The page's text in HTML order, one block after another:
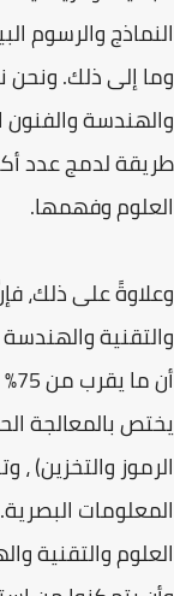
النماذج والرسوم
وما إلى ذلك. ونحن
والهندسة والفنون
طريقة لدمج عدد
العلوم وفهمها.
وعلاوةً على ذلك،
والتقنية
يختص بالمعالجة
الرموز والتخزين)
المعلومات
العلوم والتقنية